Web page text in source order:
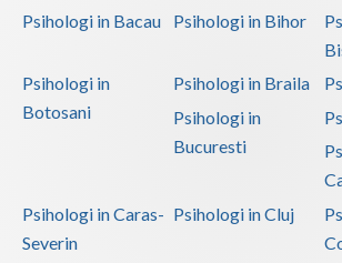
Psihoterapie - Interventie
Psihoterapie - Interventie
Psihoterapie - Interventie
Psihoterapie - Interventie
Psihoterapie - Interventie
Psihologi in Bacau
Psihologi in Bihor
Psihologi in
Botosani
Psihologi in Braila
Psihologi in
Bucuresti
Psihologi in Caras-
Severin
Psihologi in Cluj